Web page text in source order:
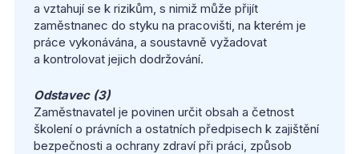
a vztahují se k rizikům, s nimiž může přijít
zaměstnanec do styku na pracovišti, na kterém je
práce vykonávána, a soustavně vyžadovat
a kontrolovat jejich dodržování.
Odstavec (3)
Zaměstnavatel je povinen určit obsah a četnost
školení o právních a ostatních předpisech k zajištění
bezpečnosti a ochrany zdraví při práci, způsob